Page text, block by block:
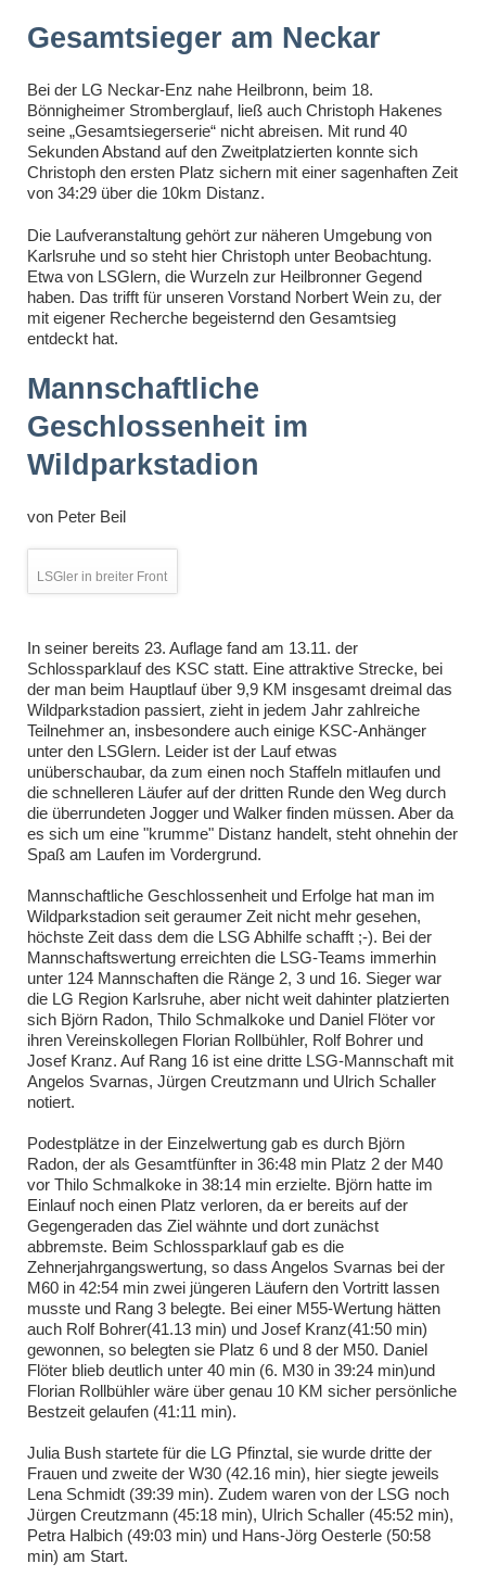
Gesamtsieger am Neckar
Bei der LG Neckar-Enz nahe Heilbronn, beim 18.
Bönnigheimer Stromberglauf, ließ auch Christoph Hakenes
seine „Gesamtsiegerserie“ nicht abreisen. Mit rund 40
Sekunden Abstand auf den Zweitplatzierten konnte sich
Christoph den ersten Platz sichern mit einer sagenhaften Zeit
von 34:29 über die 10km Distanz.
Die Laufveranstaltung gehört zur näheren Umgebung von
Karlsruhe und so steht hier Christoph unter Beobachtung.
Etwa von LSGlern, die Wurzeln zur Heilbronner Gegend
haben. Das trifft für unseren Vorstand Norbert Wein zu, der
mit eigener Recherche begeisternd den Gesamtsieg
entdeckt hat.
Mannschaftliche
Geschlossenheit im
Wildparkstadion
von Peter Beil
LSGler in breiter Front
In seiner bereits 23. Auflage fand am 13.11. der
Schlossparklauf des KSC statt. Eine attraktive Strecke, bei
der man beim Hauptlauf über 9,9 KM insgesamt dreimal das
Wildparkstadion passiert, zieht in jedem Jahr zahlreiche
Teilnehmer an, insbesondere auch einige KSC-Anhänger
unter den LSGlern. Leider ist der Lauf etwas
unüberschaubar, da zum einen noch Staffeln mitlaufen und
die schnelleren Läufer auf der dritten Runde den Weg durch
die überrundeten Jogger und Walker finden müssen. Aber da
es sich um eine "krumme" Distanz handelt, steht ohnehin der
Spaß am Laufen im Vordergrund.
Mannschaftliche Geschlossenheit und Erfolge hat man im
Wildparkstadion seit geraumer Zeit nicht mehr gesehen,
höchste Zeit dass dem die LSG Abhilfe schafft ;-). Bei der
Mannschaftswertung erreichten die LSG-Teams immerhin
unter 124 Mannschaften die Ränge 2, 3 und 16. Sieger war
die LG Region Karlsruhe, aber nicht weit dahinter platzierten
sich Björn Radon, Thilo Schmalkoke und Daniel Flöter vor
ihren Vereinskollegen Florian Rollbühler, Rolf Bohrer und
Josef Kranz. Auf Rang 16 ist eine dritte LSG-Mannschaft mit
Angelos Svarnas, Jürgen Creutzmann und Ulrich Schaller
notiert.
Podestplätze in der Einzelwertung gab es durch Björn
Radon, der als Gesamtfünfter in 36:48 min Platz 2 der M40
vor Thilo Schmalkoke in 38:14 min erzielte. Björn hatte im
Einlauf noch einen Platz verloren, da er bereits auf der
Gegengeraden das Ziel wähnte und dort zunächst
abbremste. Beim Schlossparklauf gab es die
Zehnerjahrgangswertung, so dass Angelos Svarnas bei der
M60 in 42:54 min zwei jüngeren Läufern den Vortritt lassen
musste und Rang 3 belegte. Bei einer M55-Wertung hätten
auch Rolf Bohrer(41.13 min) und Josef Kranz(41:50 min)
gewonnen, so belegten sie Platz 6 und 8 der M50. Daniel
Flöter blieb deutlich unter 40 min (6. M30 in 39:24 min)und
Florian Rollbühler wäre über genau 10 KM sicher persönliche
Bestzeit gelaufen (41:11 min).
Julia Bush startete für die LG Pfinztal, sie wurde dritte der
Frauen und zweite der W30 (42.16 min), hier siegte jeweils
Lena Schmidt (39:39 min). Zudem waren von der LSG noch
Jürgen Creutzmann (45:18 min), Ulrich Schaller (45:52 min),
Petra Halbich (49:03 min) und Hans-Jörg Oesterle (50:58
min) am Start.